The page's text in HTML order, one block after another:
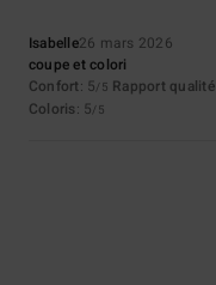
Isabelle26 mars 2026
coupe et colori
Confort: 5/5 Rapport
Coloris: 5/5